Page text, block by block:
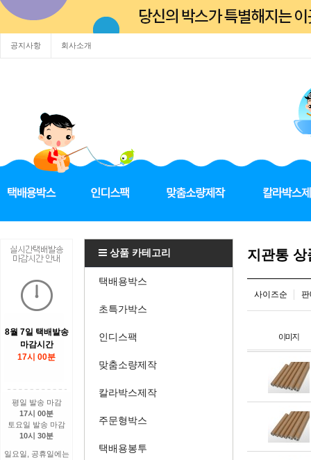
공지사항 회사소개
8월 7일 택배발송
마감시간
17시 00분
평일 발송 마감
17시 00분
토요일 발송 마감
10시 30분
일요일, 공휴일에는
상품 카테고리
택배용박스
초특가박스
인디스팩
맞춤소량제작
칼라박스제작
주문형박스
택배용봉투
지관통 상
사이즈순